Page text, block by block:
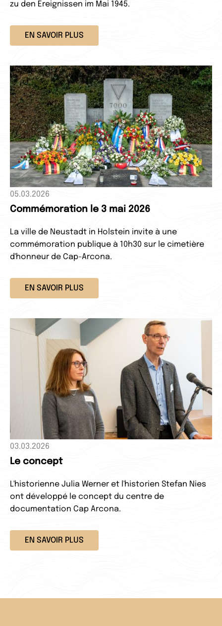
zu den Ereignissen im Mai 1945.
EN SAVOIR PLUS
Commémoration le 3 mai 2026
05.03.2026
La ville de Neustadt in Holstein invite à une
commémoration publique à 10h30 sur le cimetière
d'honneur de Cap-Arcona.
EN SAVOIR PLUS
Le concept
03.03.2026
L'historienne Julia Werner et l'historien Stefan Nies
ont développé le concept du centre de
documentation Cap Arcona.
EN SAVOIR PLUS